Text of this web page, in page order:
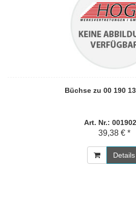
Büchse zu 00 190
Art. Nr.:
39,38 € *
Details